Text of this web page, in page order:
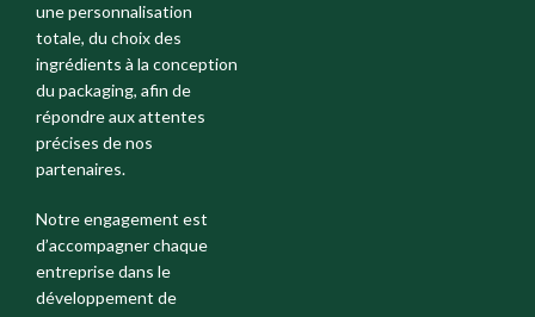
une personnalisation
totale, du choix des
ingrédients à la conception
du packaging, afin de
répondre aux attentes
précises de nos
partenaires.
Notre engagement est
d’accompagner chaque
entreprise dans le
développement de